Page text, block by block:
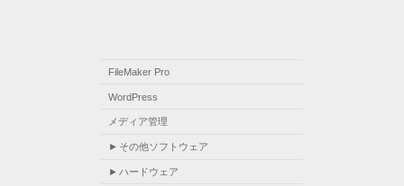
FileMaker Pro
WordPress
メディア管理
その他ソフトウェア
ハードウェア